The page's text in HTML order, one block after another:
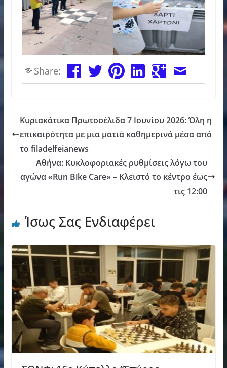
Share:
Κυριακάτικα Πρωτοσέλιδα 7 Ιουνίου 2026: Όλη η
επικαιρότητα με μια ματιά καθημερινά μέσα από
το filadelfeianews
Αθήνα: Κυκλοφοριακές ρυθμίσεις λόγω του
αγώνα «Run Bike Care» – Κλειστό το κέντρο έως
τις 12:00
Ίσως Σας Ενδιαφέρει